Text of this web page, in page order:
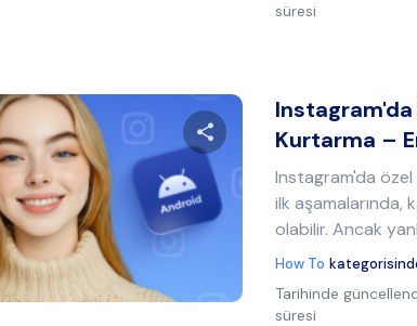
süresi
Bu makaleyi paylaş
Instagram'da
Kurtarma –
Instagram'da özel
ilk aşamalarında,
olabilir. Ancak
How To
Tarihinde
süresi